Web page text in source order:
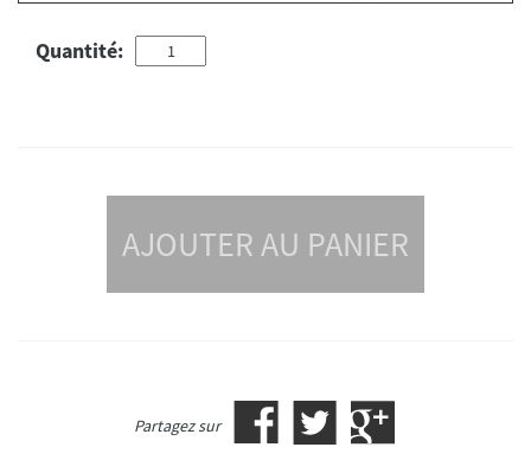
Quantité:
AJOUTER AU PANIER
Partagez sur